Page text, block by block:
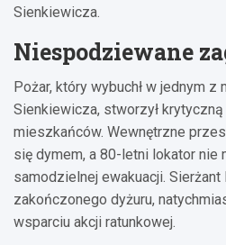
Sienkiewicza.
Niespodziewane
Pożar, który wybuchł w jednym z
Sienkiewicza, stworzył
mieszkańców. Wewnętrzne
się dymem, a 80-letni lokator nie
samodzielnej ewakuacji.
zakończonego dyżuru,
wsparciu akcji ratunkowej.